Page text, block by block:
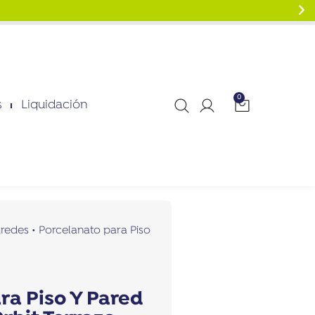
Liquidación
0
• Porcelanato para Piso
Piso Y Pared